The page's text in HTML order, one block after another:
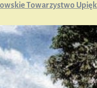
Towarzystwo